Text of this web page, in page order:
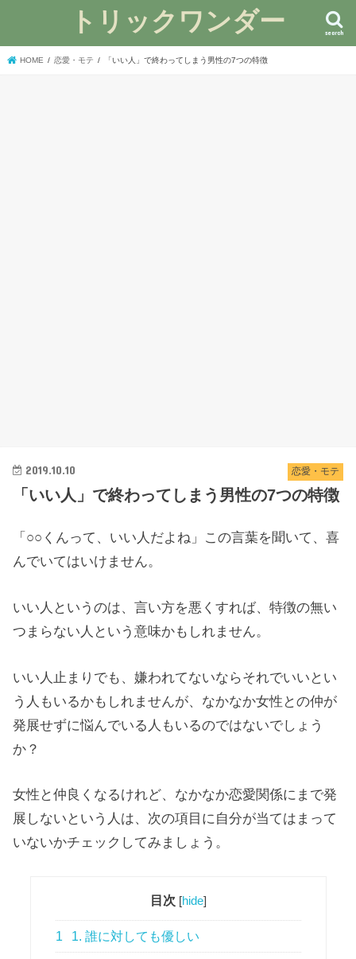
トリックワンダー search
HOME 恋愛・モテ 「いい人」で終わってしまう男性の7つの特徴
恋愛・モテ
2019.10.10
「いい人」で終わってしまう男性の7つの特徴
「○○くんって、いい人だよね」この言葉を聞いて、喜
んでいてはいけません。
いい人というのは、言い方を悪くすれば、特徴の無い
つまらない人という意味かもしれません。
いい人止まりでも、嫌われてないならそれでいいとい
う人もいるかもしれませんが、なかなか女性との仲が
発展せずに悩んでいる人もいるのではないでしょう
か？
女性と仲良くなるけれど、なかなか恋愛関係にまで発
展しないという人は、次の項目に自分が当てはまって
いないかチェックしてみましょう。
目次 [hide]
1 1. 誰に対しても優しい